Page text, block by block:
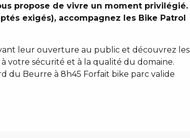
propose de vivre un moment privilégié.
exigés), accompagnez les Bike Patrol
leur ouverture au public et découvrez les
votre sécurité et à la qualité du domaine.
du Beurre à 8h45 Forfait bike parc valide